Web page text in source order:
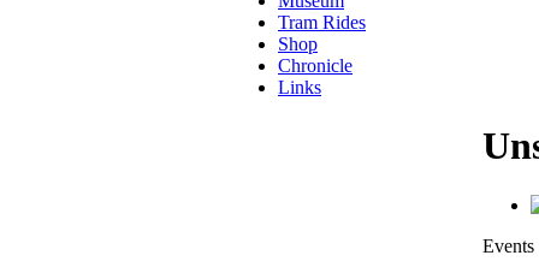
Tram Rides
Shop
Chronicle
Links